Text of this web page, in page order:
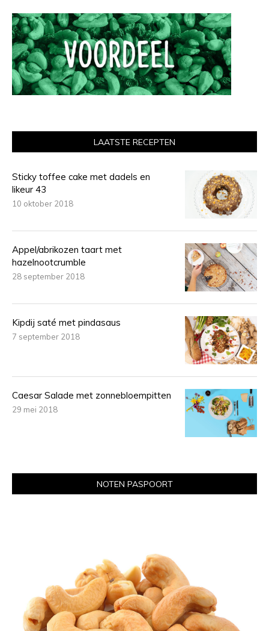
LAATSTE RECEPTEN
Sticky toffee cake met dadels en
likeur 43
10 oktober 2018
Appel/abrikozen taart met
hazelnootcrumble
28 september 2018
Kipdij saté met pindasaus
7 september 2018
Caesar Salade met zonnebloempitten
29 mei 2018
NOTEN PASPOORT